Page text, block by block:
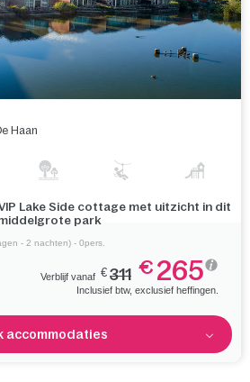
Haan
Brugge om verrast te worden
verborgen plekjes
- 2 nachten) - 0pers.
Verblijf vanaf € 311 € 265
Inclusief btw, exclusief heffingen.
accommodaties